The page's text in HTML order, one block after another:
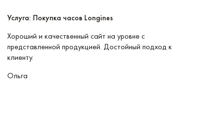
Услуга: Покупка часов Longines
Хороший и качественный сайт на уровне с
представленной продукцией. Достойный подход к
клиенту.
Ольга